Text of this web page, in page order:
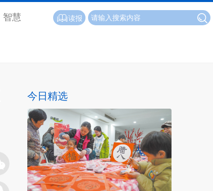
智慧 读报
今日精选